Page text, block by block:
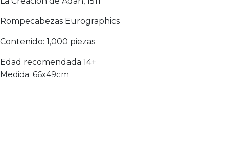
Rompecabezas Eurographics
Contenido: 1,000 piezas
Edad recomendada 14+
Medida: 66x49cm